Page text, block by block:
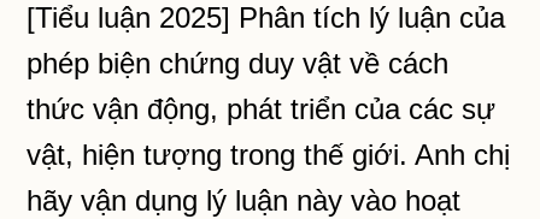
[Tiểu luận 2025] Phân tích lý luận của
phép biện chứng duy vật về cách
thức vận động, phát triển của các sự
vật, hiện tượng trong thế giới. Anh chị
hãy vận dụng lý luận này vào hoạt